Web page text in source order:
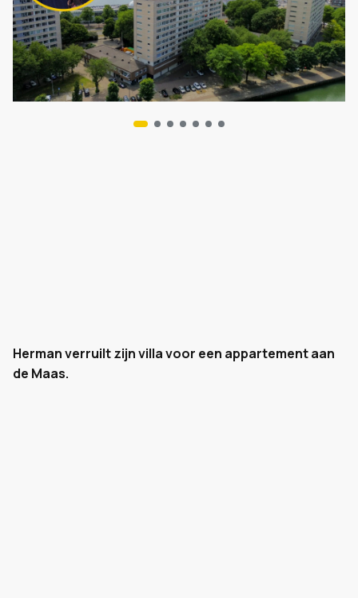
Herman verruilt zijn villa voor een appartement aan
de Maas.